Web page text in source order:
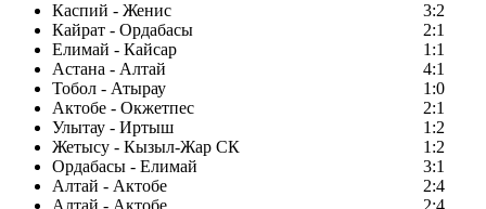
Каспий - Женис
3:2
Кайрат - Ордабасы
2:1
Елимай - Кайсар
1:1
Астана - Алтай
4:1
Тобол - Атырау
1:0
Актобе - Окжетпес
2:1
Улытау - Иртыш
1:2
Жетысу - Кызыл-Жар СК
1:2
Ордабасы - Елимай
3:1
Алтай - Актобе
2:4